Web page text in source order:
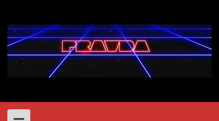
content